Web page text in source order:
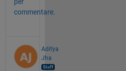
per
commentare.
Aditya
Jha